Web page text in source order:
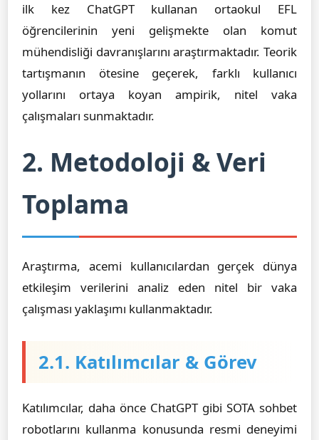
ilk kez ChatGPT kullanan ortaokul EFL
öğrencilerinin yeni gelişmekte olan komut
mühendisliği davranışlarını araştırmaktadır. Teorik
tartışmanın ötesine geçerek, farklı kullanıcı
yollarını ortaya koyan ampirik, nitel vaka
çalışmaları sunmaktadır.
2. Metodoloji & Veri
Toplama
Araştırma, acemi kullanıcılardan gerçek dünya
etkileşim verilerini analiz eden nitel bir vaka
çalışması yaklaşımı kullanmaktadır.
2.1. Katılımcılar & Görev
Katılımcılar, daha önce ChatGPT gibi SOTA sohbet
robotlarını kullanma konusunda resmi deneyimi